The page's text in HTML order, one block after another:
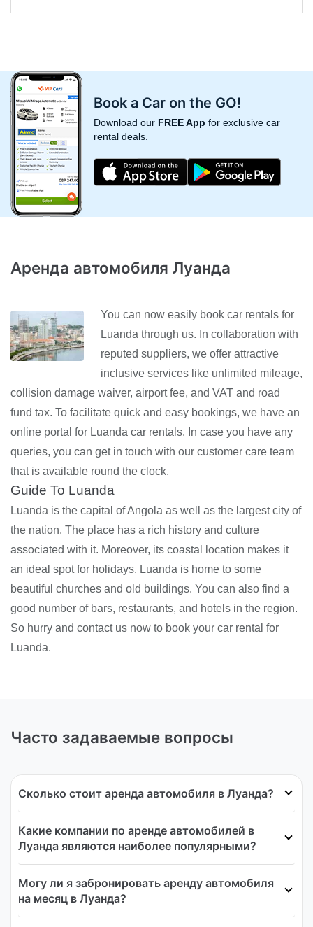
Book a Car on the GO!
Download our FREE App for exclusive car
rental deals.
Аренда автомобиля Луанда
You can now easily book car rentals for
Luanda through us. In collaboration with
reputed suppliers, we offer attractive
inclusive services like unlimited mileage,
collision damage waiver, airport fee, and VAT and road
fund tax. To facilitate quick and easy bookings, we have an
online portal for Luanda car rentals. In case you have any
queries, you can get in touch with our customer care team
that is available round the clock.
Guide To Luanda
Luanda is the capital of Angola as well as the largest city of
the nation. The place has a rich history and culture
associated with it. Moreover, its coastal location makes it
an ideal spot for holidays. Luanda is home to some
beautiful churches and old buildings. You can also find a
good number of bars, restaurants, and hotels in the region.
So hurry and contact us now to book your car rental for
Luanda.
Часто задаваемые вопросы
Сколько стоит аренда автомобиля в Луанда?
Какие компании по аренде автомобилей в
Луанда являются наиболее популярными?
Могу ли я забронировать аренду автомобиля
на месяц в Луанда?